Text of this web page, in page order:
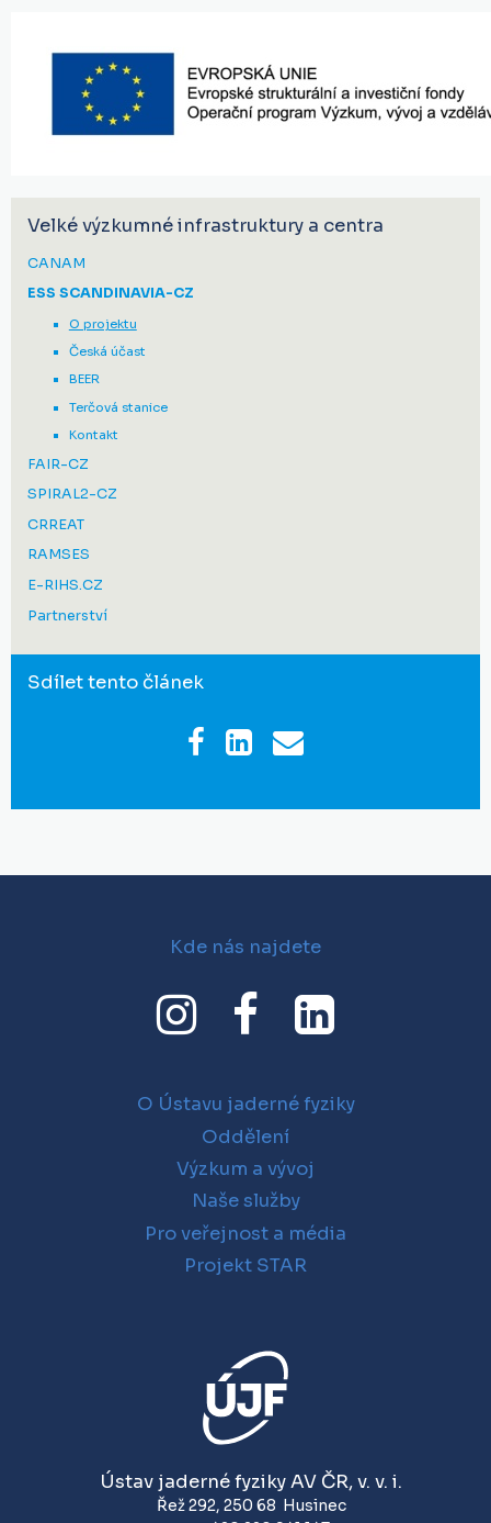
Velké výzkumné infrastruktury a centra
CANAM
ESS SCANDINAVIA-CZ
O projektu
Česká účast
BEER
Terčová stanice
Kontakt
FAIR-CZ
SPIRAL2-CZ
CRREAT
RAMSES
E-RIHS.CZ
Partnerství
Sdílet tento článek
Kde nás najdete
O Ústavu jaderné fyziky
Oddělení
Výzkum a vývoj
Naše služby
Pro veřejnost a média
Projekt STAR
Ústav jaderné fyziky AV ČR, v. v. i.
Řež 292, 250 68 Husinec